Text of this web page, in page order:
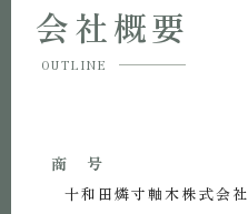
会社概要
OUTLINE
商 号
十和田燐寸軸木株式会社